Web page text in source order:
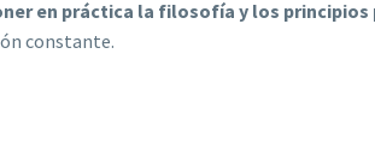
en práctica la filosofía y los
constante.